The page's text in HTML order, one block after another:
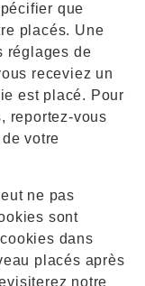
que
placés. Une
réglages de
receviez un
est placé. Pour
reportez-vous
votre
ne pas
sont
dans
placés après
notre